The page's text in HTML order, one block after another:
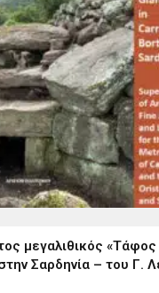
μεγαλιθικός «Τάφος
Σαρδηνία – του Γ.